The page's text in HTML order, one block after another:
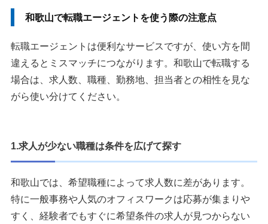
和歌山で転職エージェントを使う際の注意点
転職エージェントは便利なサービスですが、使い方を間
違えるとミスマッチにつながります。和歌山で転職する
場合は、求人数、職種、勤務地、担当者との相性を見な
がら使い分けてください。
1.求人が少ない職種は条件を広げて探す
和歌山では、希望職種によって求人数に差があります。
特に一般事務や人気のオフィスワークは応募が集まりや
すく、経験者でもすぐに希望条件の求人が見つからない